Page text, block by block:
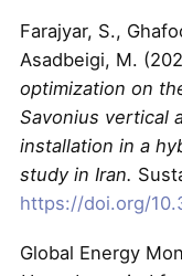
Farajyar, S.,
Asadbeigi, M.
optimization on
Savonius vertical
installation in a
study in Iran.
https://doi.org/
Global Energy